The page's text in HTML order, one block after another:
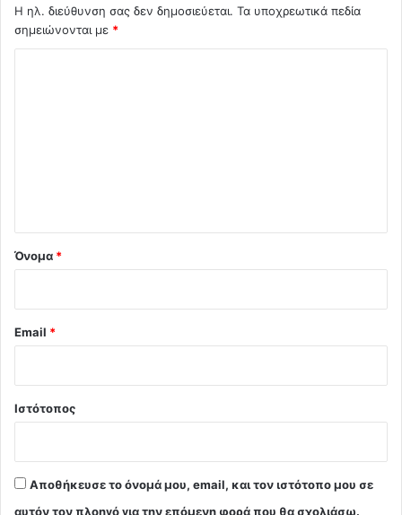
Η ηλ. διεύθυνση σας δεν δημοσιεύεται. Τα υποχρεωτικά πεδία
σημειώνονται με *
Όνομα *
Email *
Ιστότοπος
Αποθήκευσε το όνομά μου, email, και τον ιστότοπο μου σε
αυτόν τον πλοηγό για την επόμενη φορά που θα σχολιάσω.